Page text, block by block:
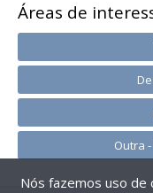
Áreas de
Outra
Nós fazemos uso de